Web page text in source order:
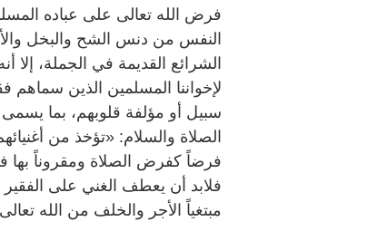
فرض الله تعالى على عباده
النفس من دنس الشح والبخل
الشرائع القديمة في الجملة، إلا
لإخواننا المسلمين الذين سماهم
سبيل أو مؤلفة قلوبهم، بما
الصلاة والسلام: «تؤخذ من
فلابد أن يعطف الغني على
مبتغياً الأجر والخلف من الله